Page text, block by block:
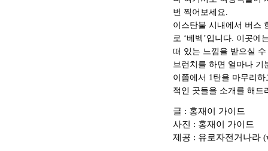
번 찍어보세요.
이스탄불 시내에서 버스
로 ‘베벡’입니다. 이곳에
떠 있는 느낌을 받으실
브런치를 하면 얼마나 기
이쯤에서 1탄을 마무리
적인 곳들을 소개를 해드
글 : 홍재이 가이드
사진 : 홍재이 가이드
제공 : 유로자전거나라 (